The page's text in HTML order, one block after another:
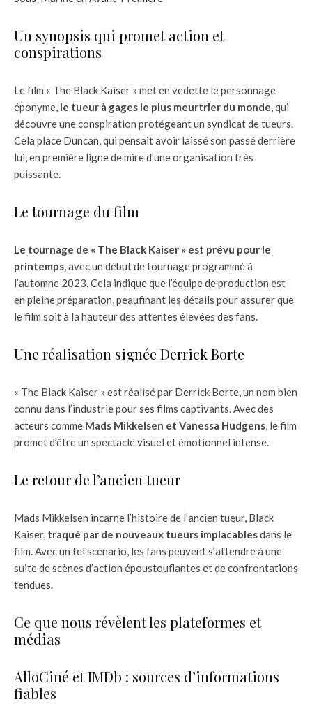
Un synopsis qui promet action et
conspirations
Le film « The Black Kaiser » met en vedette le personnage
éponyme, le tueur à gages le plus meurtrier du monde, qui
découvre une conspiration protégeant un syndicat de tueurs.
Cela place Duncan, qui pensait avoir laissé son passé derrière
lui, en première ligne de mire d’une organisation très
puissante.
Le tournage du film
Le tournage de « The Black Kaiser » est prévu pour le
printemps, avec un début de tournage programmé à
l’automne 2023. Cela indique que l’équipe de production est
en pleine préparation, peaufinant les détails pour assurer que
le film soit à la hauteur des attentes élevées des fans.
Une réalisation signée Derrick Borte
« The Black Kaiser » est réalisé par Derrick Borte, un nom bien
connu dans l’industrie pour ses films captivants. Avec des
acteurs comme Mads Mikkelsen et Vanessa Hudgens, le film
promet d’être un spectacle visuel et émotionnel intense.
Le retour de l’ancien tueur
Mads Mikkelsen incarne l’histoire de l’ancien tueur, Black
Kaiser, traqué par de nouveaux tueurs implacablesdans le
film. Avec un tel scénario, les fans peuvent s’attendre à une
suite de scènes d’action époustouflantes et de confrontations
tendues.
Ce que nous révèlent les plateformes et
médias
AlloCiné et IMDb : sources d’informations
fiables